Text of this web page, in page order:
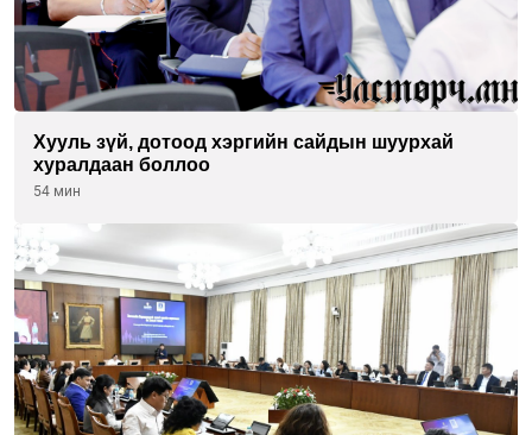
Хууль зүй, дотоод хэргийн сайдын шуурхай
хуралдаан боллоо
54 мин